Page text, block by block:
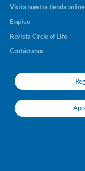
Visita nuestra tienda online
Empleo
Revista Circle of Life
Contáctanos